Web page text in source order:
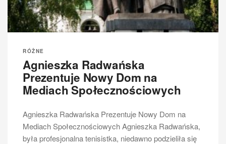
RÓŻNE
Agnieszka Radwańska
Prezentuje Nowy Dom na
Mediach Społecznościowych
Agnieszka Radwańska Prezentuje Nowy Dom na
Mediach Społecznościowych Agnieszka Radwańska,
była profesjonalna tenisistka, niedawno podzieliła się